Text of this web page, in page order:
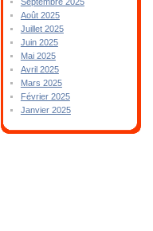
Août 2025
Juillet 2025
Juin 2025
Mai 2025
Avril 2025
Mars 2025
Février 2025
Janvier 2025